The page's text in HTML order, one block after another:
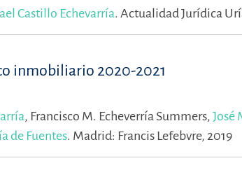
Castillo Echevarría. Actualidad Jurídica
inmobiliario 2020-2021
, Francisco M. Echeverría Summers, José
de Fuentes. Madrid: Francis Lefebvre, 2019